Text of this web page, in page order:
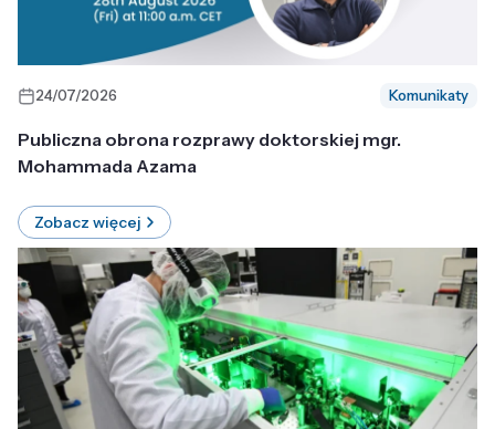
24/07/2026 Komunikaty
Publiczna obrona rozprawy doktorskiej mgr.
Mohammada Azama
Zobacz więcej